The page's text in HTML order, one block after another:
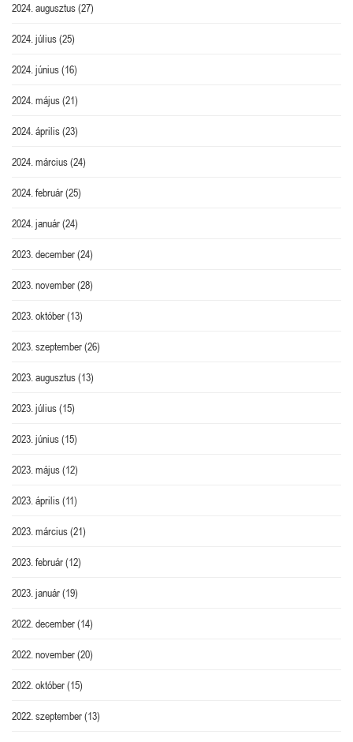
2024. augusztus(27)
2024. július(25)
2024. június(16)
2024. május(21)
2024. április(23)
2024. március(24)
2024. február(25)
2024. január(24)
2023. december(24)
2023. november(28)
2023. október(13)
2023. szeptember(26)
2023. augusztus(13)
2023. július(15)
2023. június(15)
2023. május(12)
2023. április(11)
2023. március(21)
2023. február(12)
2023. január(19)
2022. december(14)
2022. november(20)
2022. október(15)
2022. szeptember(13)